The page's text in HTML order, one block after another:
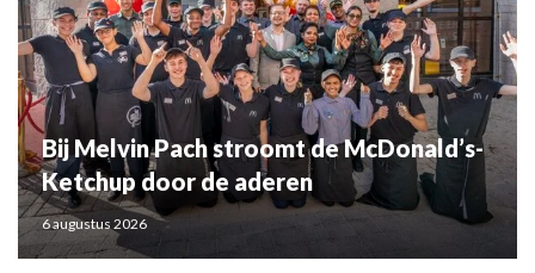
Bij Melvin Pach stroomt de McDonald’s-
Ketchup door de aderen
6 augustus 2026